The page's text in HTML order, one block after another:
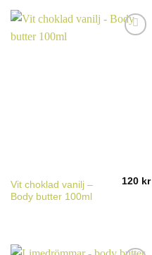
Vit choklad vanilj –
Body butter 100ml
120 kr